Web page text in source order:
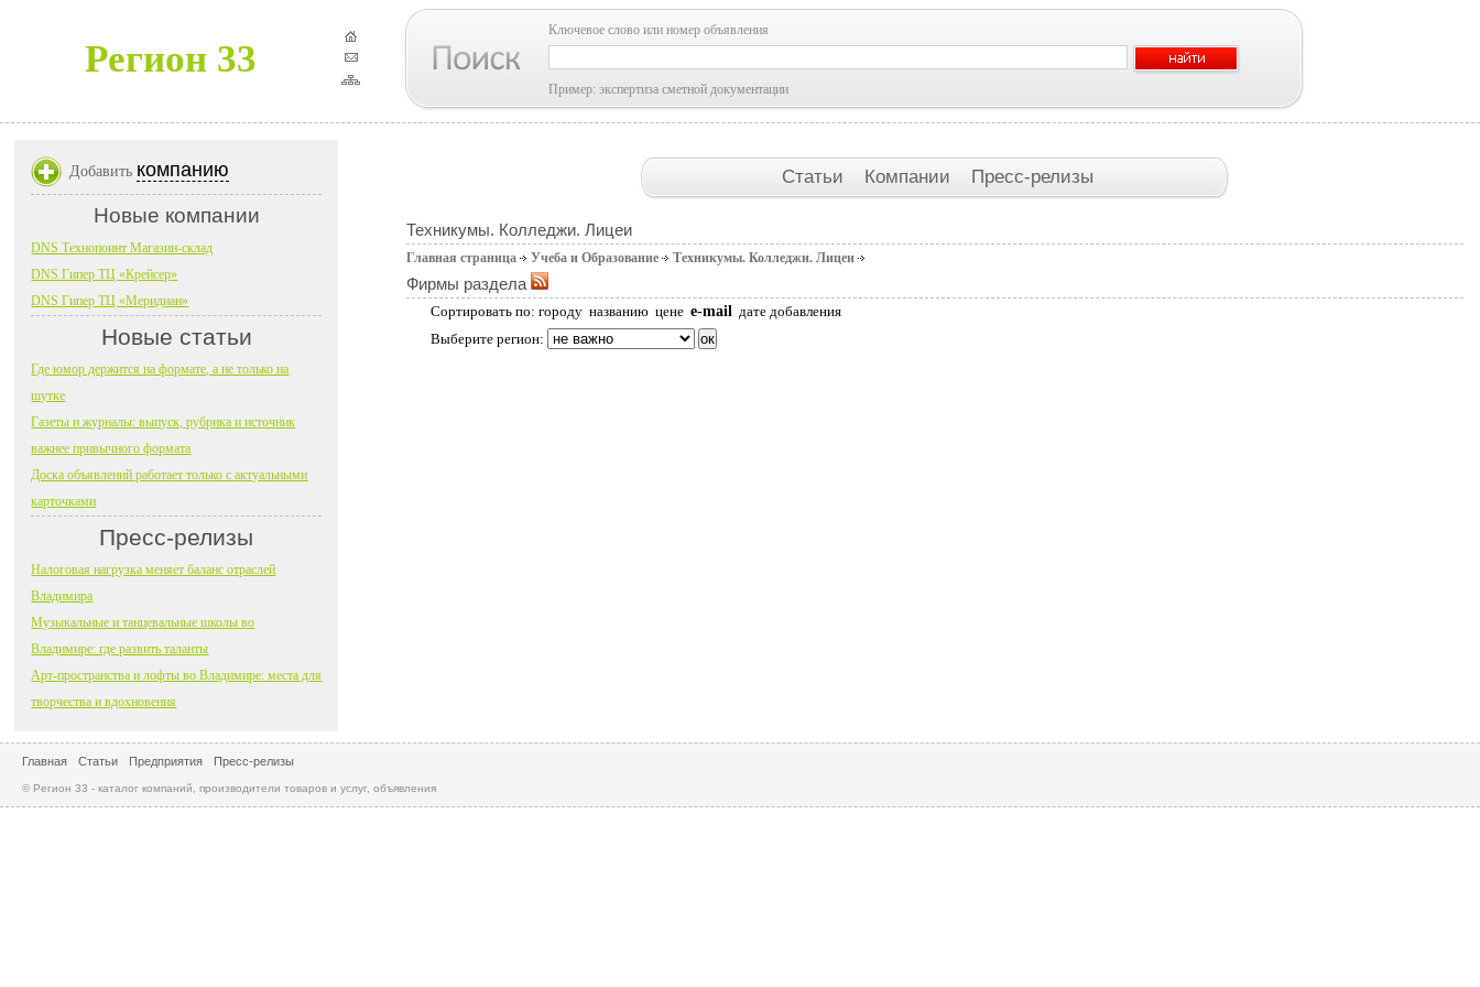
Регион 33
Ключевое слово или номер объявления
Пример: экспертиза сметной документации
Статьи Компании Пресс-релизы
Техникумы. Колледжи. Лицеи
Главная страница Учеба и Образование Техникумы. Колледжи. Лицеи
Фирмы раздела
Сортировать по: городу названию цене e-mail дате добавления
Выберите регион:
Добавить компанию
Новые компании
DNS Технопоинт Магазин-склад
DNS Гипер ТЦ «Крейсер»
DNS Гипер ТЦ «Меридиан»
Новые статьи
Где юмор держится на формате, а не только на
шутке
Газеты и журналы: выпуск, рубрика и источник
важнее привычного формата
Доска объявлений работает только с актуальными
карточками
Пресс-релизы
Налоговая нагрузка меняет баланс отраслей
Владимира
Музыкальные и танцевальные школы во
Владимире: где развить таланты
Арт-пространства и лофты во Владимире: места для
творчества и вдохновения
Главная Статьи Предприятия Пресс-релизы
© Регион 33 - каталог компаний, производители товаров и услуг, объявления